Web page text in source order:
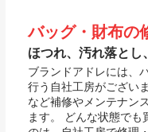
バッグ・財布の
ほつれ、汚れ落とし
ブランドアドレには、
行う自社工房がござい
など補修やメンテナン
ます。 どんな状態でも